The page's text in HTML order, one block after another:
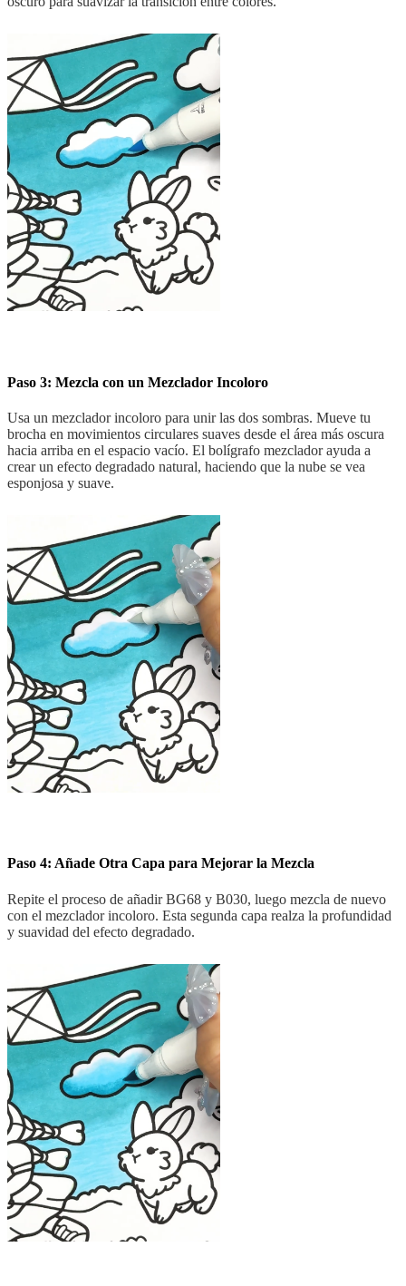
Paso 3: Mezcla con un Mezclador Incoloro
Usa un mezclador incoloro para unir las dos sombras. Mueve tu
brocha en movimientos circulares suaves desde el área más oscura
hacia arriba en el espacio vacío. El bolígrafo mezclador ayuda a
crear un efecto degradado natural, haciendo que la nube se vea
esponjosa y suave.
Paso 4: Añade Otra Capa para Mejorar la Mezcla
Repite el proceso de añadir BG68 y B030, luego mezcla de nuevo
con el mezclador incoloro. Esta segunda capa realza la profundidad
y suavidad del efecto degradado.